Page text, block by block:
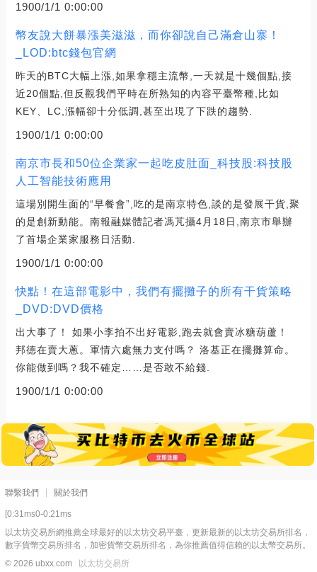
1900/1/1 0:00:00
幣友說大餅暴漲美滋滋，而你卻說自己滿倉山寨！
_LOD:btc錢包官網
昨天的BTC大幅上漲,如果拿穩主流幣,一天就是十幾個點,接
近20個點,但反觀我們平時在所熟知的內容平臺幣種,比如
KEY、LC,漲幅卻十分低調,甚至出現了下跌的趨勢.
1900/1/1 0:00:00
南京市長和50位企業家一起吃皮肚面_科技股:科技股
人工智能技術應用
這場別開生面的“早餐會”,吃的是南京特色,談的是發展干貨,聚
的是創新動能。南報融媒體記者馮芃攝4月18日,南京市舉辦
了首場企業家服務日活動.
1900/1/1 0:00:00
快點！在這部電影中，我們有擺攤子的所有干貨策略
_DVD:DVD價格
出大事了！ 如果小李拍不出好電影,跑去就會賣冰糖葫蘆！
邦德在賣大蔥。軍情六處無力支付嗎？ 洛基正在擺攤算命。
你能做到嗎？我不確定……是否敢不給錢.
1900/1/1 0:00:00
聯繫我們 關於我們
[0:31ms0-0:21ms
以太坊交易所網推薦全球最好的以太坊交易平臺，更新最新的以太坊交易所排名，
數字貨幣交易所排名，加密貨幣交易所排名，為你推薦值得信賴的以太幣交易所。
© 2026 ubxx.com
以太坊交易所